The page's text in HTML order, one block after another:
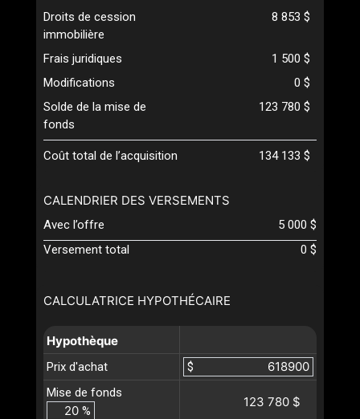
CALCULATRICE HYPOTHÉCAIRE
Hypothèque
Prix d'achat
$
Mise de fonds
%
123 780 $
Droits de cession
immobilière
8 853 $
Frais juridiques
1 500 $
Modifications
0 $
Solde de la mise de
fonds
123 780 $
Coût total de l’acquisition 134 133 $
CALENDRIER DES VERSEMENTS
Avec l’offre
5 000 $
Versement total
0 $